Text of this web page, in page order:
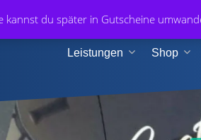
du später in Gutscheine +49
Leistungen Shop